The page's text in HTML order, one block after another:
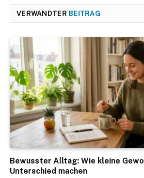
VERWANDTER BEITRAG
Bewusster Alltag: Wie kleine
Unterschied machen